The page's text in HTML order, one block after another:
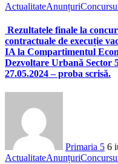
ActualitateAnunțuri
Rezultatele finale la
contractuale de execuție
IA la Compartimentul
Dezvoltare Urbană Sector
27.05.2024 – proba scrisă.
Primaria 5 6
ActualitateAnunțuri